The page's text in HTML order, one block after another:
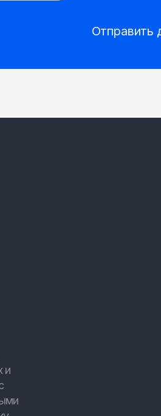
Отправить
и